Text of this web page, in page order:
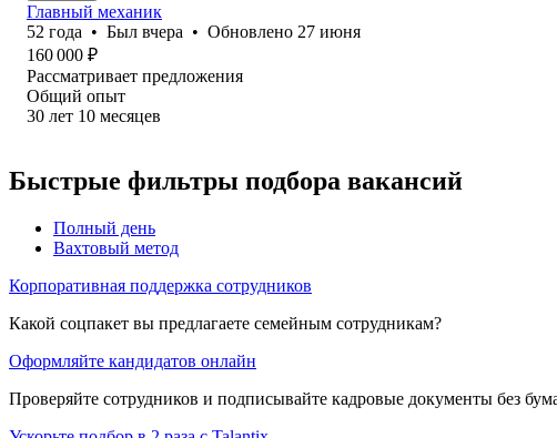
Главный механик
52 года • Был вчера • Обновлено 27 июня
160 000 ₽
Рассматривает предложения
Общий опыт
30 лет 10 месяцев
Быстрые фильтры подбора вакансий
Полный день
Вахтовый метод
Корпоративная поддержка сотрудников
Какой соцпакет вы предлагаете семейным сотрудникам?
Оформляйте кандидатов онлайн
Проверяйте сотрудников и подписывайте кадровые документы без